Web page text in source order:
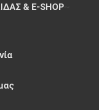
& E-SHOP~